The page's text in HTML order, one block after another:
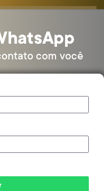
com você